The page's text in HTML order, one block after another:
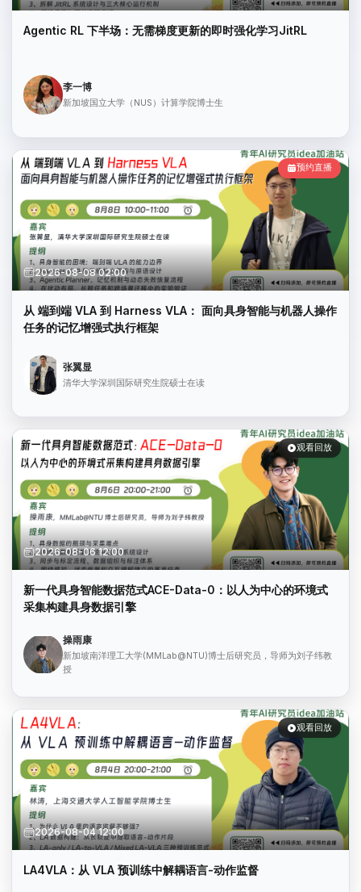
Agentic RL 下半场：无需梯度更新的即时强化学习JitRL
李一博
新加坡国立大学（NUS）计算学院博士生
预约直播
2026-08-08 02:00
从 端到端 VLA 到 Harness VLA： 面向具身智能与机器人操作
任务的记忆增强式执行框架
张翼显
清华大学深圳国际研究生院硕士在读
观看回放
2026-08-06 12:00
新一代具身智能数据范式ACE-Data-0：以人为中心的环境式
采集构建具身数据引擎
操雨康
新加坡南洋理工大学(MMLab@NTU)博士后研究员，导师为刘子纬教
授
观看回放
2026-08-04 12:00
LA4VLA：从 VLA 预训练中解耦语言-动作监督